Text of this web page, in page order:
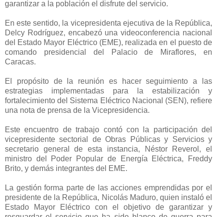
garantizar a la población el disfrute del servicio.
En este sentido, la vicepresidenta ejecutiva de la República,
Delcy Rodríguez, encabezó una videoconferencia nacional
del Estado Mayor Eléctrico (EME), realizada en el puesto de
comando presidencial del Palacio de Miraflores, en
Caracas.
El propósito de la reunión es hacer seguimiento a las
estrategias implementadas para la estabilización y
fortalecimiento del Sistema Eléctrico Nacional (SEN), refiere
una nota de prensa de la Vicepresidencia.
Este encuentro de trabajo contó con la participación del
vicepresidente sectorial de Obras Públicas y Servicios y
secretario general de esta instancia, Néstor Reverol, el
ministro del Poder Popular de Energía Eléctrica, Freddy
Brito, y demás integrantes del EME.
La gestión forma parte de las acciones emprendidas por el
presidente de la República, Nicolás Maduro, quien instaló el
Estado Mayor Eléctrico con el objetivo de garantizar y